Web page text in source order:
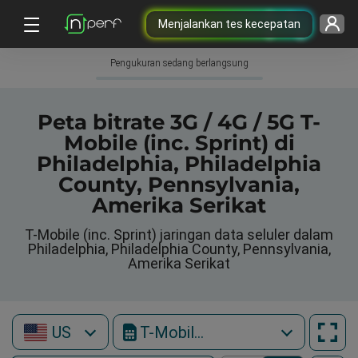
Menjalankan tes kecepatan
Pengukuran sedang berlangsung
Peta bitrate 3G / 4G / 5G T-
Mobile (inc. Sprint) di
Philadelphia, Philadelphia
County, Pennsylvania,
Amerika Serikat
T-Mobile (inc. Sprint) jaringan data seluler dalam
Philadelphia, Philadelphia County, Pennsylvania,
Amerika Serikat
US T-Mobile (inc. Sprint)